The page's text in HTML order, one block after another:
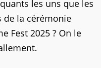
les uns que les
de la cérémonie
Fest 2025 ? On le